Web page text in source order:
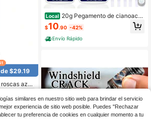
$29.19
azul
barra - 9 G
Local 20g Pegamento de cianoacril
ato delgado (2-3 CPS), tiempo de c
urado de 2-5 segundos - Ideal para
pasatiempos y trabajos de precisió
n: carpintería, fabricación de model
$10.90 -42%
Envío Rápido
similares en nuestro sitio web para brindar el servicio
experiencia de sitio web posible. Puedes "Rechazar
tu preferencia de cookies en cualquier momento a tu